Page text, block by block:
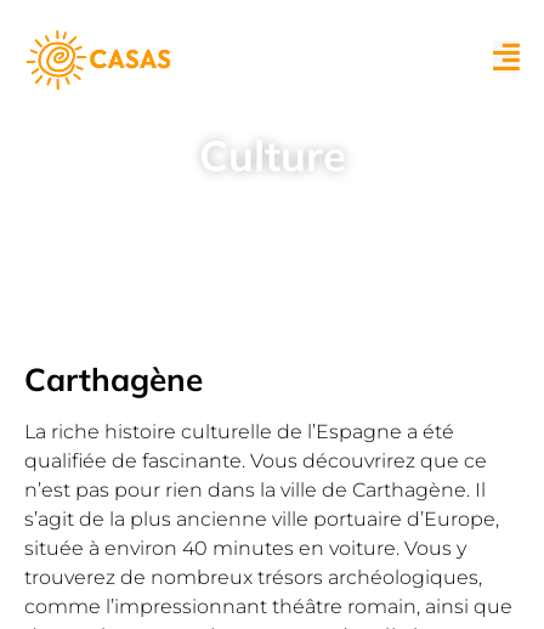
Culture
Carthagène
La riche histoire culturelle de l’Espagne a été
qualifiée de fascinante. Vous découvrirez que ce
n’est pas pour rien dans la ville de Carthagène. Il
s’agit de la plus ancienne ville portuaire d’Europe,
située à environ 40 minutes en voiture. Vous y
trouverez de nombreux trésors archéologiques,
comme l’impressionnant théâtre romain, ainsi que